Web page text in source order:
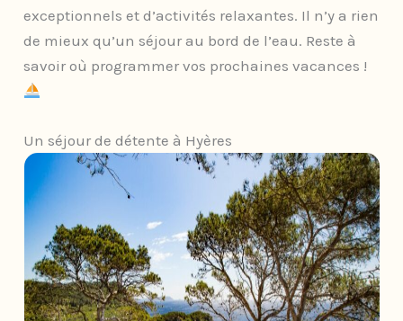
exceptionnels et d’activités relaxantes. Il n’y a rien
de mieux qu’un séjour au bord de l’eau. Reste à
savoir où programmer vos prochaines vacances !
Un séjour de détente à Hyères